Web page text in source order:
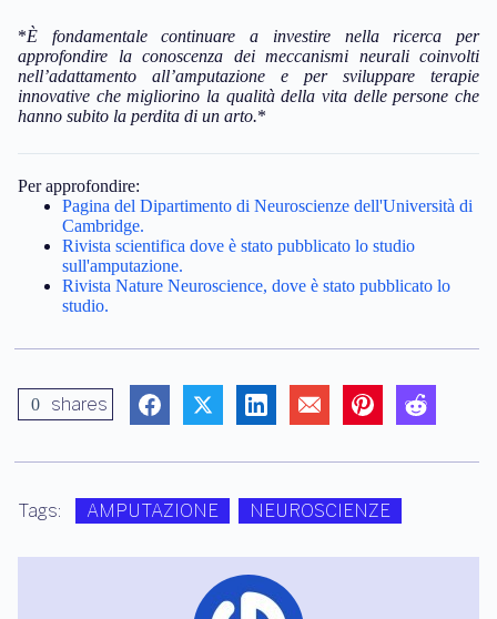
*È fondamentale continuare a investire nella ricerca per
approfondire la conoscenza dei meccanismi neurali coinvolti
nell’adattamento all’amputazione e per sviluppare terapie
innovative che migliorino la qualità della vita delle persone che
hanno subito la perdita di un arto.*
Per approfondire:
Pagina del Dipartimento di Neuroscienze dell'Università di
Cambridge.
Rivista scientifica dove è stato pubblicato lo studio
sull'amputazione.
Rivista Nature Neuroscience, dove è stato pubblicato lo
studio.
0 shares
Tags: AMPUTAZIONE NEUROSCIENZE